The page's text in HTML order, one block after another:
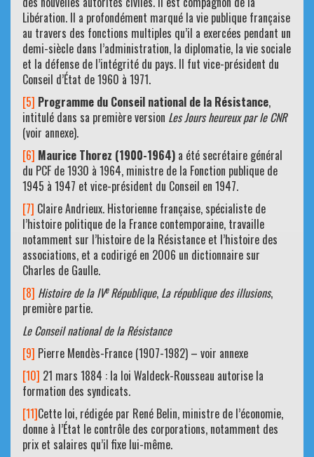
Libération. Il a profondément marqué la vie publique française
au travers des fonctions multiples qu’il a exercées pendant un
demi-siècle dans l’administration, la diplomatie, la vie sociale
et la défense de l’intégrité du pays. Il fut vice-président du
Conseil d’État de 1960 à 1971.
[5] Programme du Conseil national de la Résistance,
intitulé dans sa première version Les Jours heureux par le CNR
(voir annexe).
[6] Maurice Thorez (1900-1964) a été secrétaire général
du PCF de 1930 à 1964, ministre de la Fonction publique de
1945 à 1947 et vice-président du Conseil en 1947.
[7] Claire Andrieux. Historienne française, spécialiste de
l’histoire politique de la France contemporaine, travaille
notamment sur l’histoire de la Résistance et l’histoire des
associations, et a codirigé en 2006 un dictionnaire sur
Charles de Gaulle.
[8] Histoire de la IVeRépublique, La république des illusions,
première partie.
Le Conseil national de la Résistance
[9] Pierre Mendès-France (1907-1982) – voir annexe
[10] 21 mars 1884 : la loi Waldeck-Rousseau autorise la
formation des syndicats.
[11]Cette loi, rédigée par René Belin, ministre de l’économie,
donne à l’État le contrôle des corporations, notamment des
prix et salaires qu’il fixe lui-même.